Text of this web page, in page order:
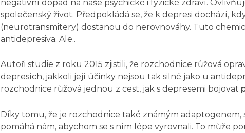
negativní dopad na naše psychické i fyzické zdraví.
společenský život. Předpokládá se, že k depresi dochází,
(neurotransmitery) dostanou do nerovnováhy. Tuto
antidepresiva. Ale..
Autoři studie z roku 2015 zjistili, že rozchodnice růžová
depresích, jakkoli její účinky nejsou tak silné jako u
rozchodnice růžová jednou z cest, jak s depresemi bojovat
Díky tomu, že je rozchodnice také známým adaptogenem,
pomáhá nám, abychom se s ním lépe vyrovnali. To může